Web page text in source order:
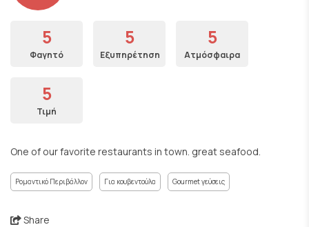
5
Φαγητό
5
Εξυπηρέτηση
5
Ατμόσφαιρα
5
Τιμή
One of our favorite restaurants in town. great seafood.
Ρομαντικό Περιβάλλον Για κουβεντούλα Gourmet γεύσεις
Share